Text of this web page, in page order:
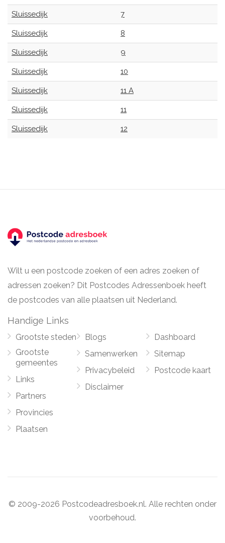
Sluissedijk 7
Sluissedijk 8
Sluissedijk 9
Sluissedijk 10
Sluissedijk 11 A
Sluissedijk 11
Sluissedijk 12
Wilt u een postcode zoeken of een adres zoeken of
adressen zoeken? Dit Postcodes Adressenboek heeft
de postcodes van alle plaatsen uit Nederland.
Handige Links
Grootste steden
Grootste
gemeentes
Links
Partners
Provincies
Plaatsen
Blogs
Samenwerken
Privacybeleid
Disclaimer
Dashboard
Sitemap
Postcode kaart
© 2009-2026 Postcodeadresboek.nl. Alle rechten onder
voorbehoud.